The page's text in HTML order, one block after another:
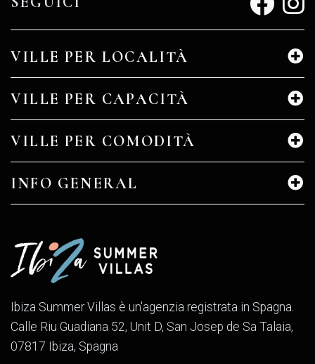
Ibiza Summer Villas è un'agenzia registrata in Spagna.
Calle Riu Guadiana 52, Unit D, San Josep de Sa Talaia,
07817 Ibiza, Spagna
VILLE PER LOCALITÀ
VILLE PER CAPACITÀ
VILLE PER COMODITÀ
INFO GENERAL